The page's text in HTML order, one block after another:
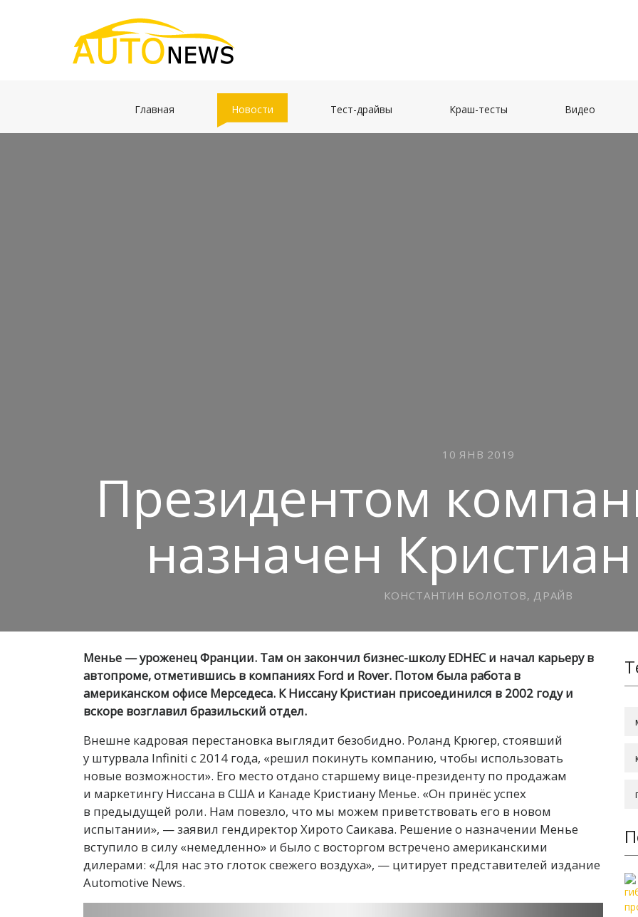
Главная Новости Тест-драйвы Краш-тесты Видео
10 ЯНВ 2019
Президентом
назначен
КОНСТАНТИН БОЛОТОВ, ДРАЙВ
Менье — уроженец Франции. Там он закончил бизнес-школу EDHEC и начал карьеру в
автопроме, отметившись в компаниях Ford и Rover. Потом была работа в
американском офисе Мерседеса. К Ниссану Кристиан присоединился в 2002 году и
вскоре возглавил бразильский отдел.
Внешне кадровая перестановка выглядит безобидно. Роланд Крюгер, стоявший
у штурвала Infiniti с 2014 года, «решил покинуть компанию, чтобы использовать
новые возможности». Его место отдано старшему вице-президенту по продажам
и маркетингу Ниссана в США и Канаде Кристиану Менье. «Он принёс успех
в предыдущей роли. Нам повезло, что мы можем приветствовать его в новом
испытании», — заявил гендиректор Хирото Саикава. Решение о назначении Менье
вступило в силу «немедленно» и было с восторгом встречено американскими
дилерами: «Для нас это глоток свежего воздуха», — цитирует представителей издание
Automotive News.